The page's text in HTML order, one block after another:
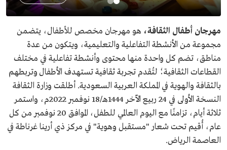
مهرجان أطفال الثقافة، هو مهرجان مخصص للأطفال، يتضمن
مجموعة من الأنشطة التفاعلية والتعليمية، ويتكون من عدة
مناطق، تضم كل واحدة منها محتوى وأنشطة تفاعلية في مختلف
القطاعات الثقافية؛ لتُقدم تجربة ثقافية تستهدف الأطفال وتربطهم
بالثقافة والهوية في المملكة العربية السعودية. أطلقت وزارة الثقافة
النسخة الأولى في 24 ربيع الآخر 1444هـ/18 نوفمبر 2022م، واستمر
ثلاثة أيام، تزامنًا مع اليوم العالمي للطفل، الموافق 20 نوفمبر من كل
عام، أُقيم تحت شعار "مستقبل وهوية" في مركز ذي أرينا غرناطة في
العاصمة الرياض.